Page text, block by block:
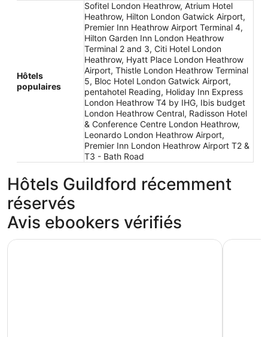
Hôtels
populaires
Sofitel London Heathrow, Atrium Hotel
Heathrow, Hilton London Gatwick Airport,
Premier Inn Heathrow Airport Terminal 4,
Hilton Garden Inn London Heathrow
Terminal 2 and 3, Citi Hotel London
Heathrow, Hyatt Place London Heathrow
Airport, Thistle London Heathrow Terminal
5, Bloc Hotel London Gatwick Airport,
pentahotel Reading, Holiday Inn Express
London Heathrow T4 by IHG, Ibis budget
London Heathrow Central, Radisson Hotel
& Conference Centre London Heathrow,
Leonardo London Heathrow Airport,
Premier Inn London Heathrow Airport T2 &
T3 - Bath Road
Hôtels Guildford récemment
réservés
Avis ebookers vérifiés
Atrium Hotel Heathrow Premier